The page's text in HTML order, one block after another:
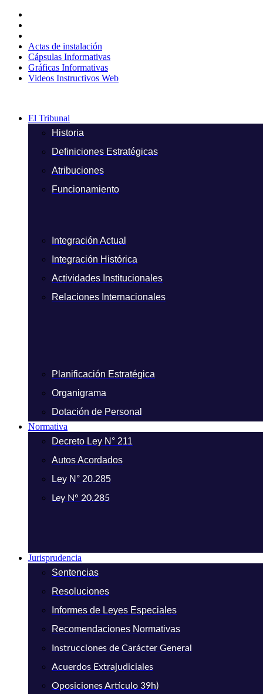
contenido
Actas de instalación
Cápsulas Informativas
Gráficas Informativas
Videos Instructivos Web
El Tribunal
Historia
Definiciones Estratégicas
Atribuciones
Funcionamiento
Integración Actual
Integración Histórica
Actividades Institucionales
Relaciones Internacionales
Planificación Estratégica
Organigrama
Dotación de Personal
Normativa
Decreto Ley N° 211
Autos Acordados
Ley N° 20.285
Ley N° 20.285
Jurisprudencia
Sentencias
Resoluciones
Informes de Leyes Especiales
Recomendaciones Normativas
Instrucciones de Carácter General
Acuerdos Extrajudiciales
Oposiciones Artículo 39h)